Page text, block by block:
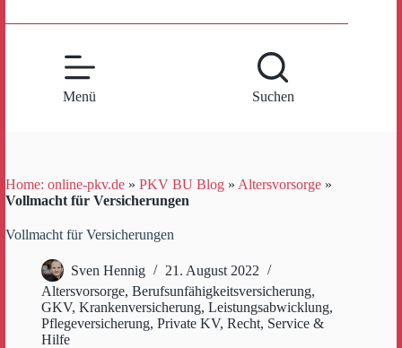
Menü Suchen
Home: online-pkv.de » PKV BU Blog » Altersvorsorge »
Vollmacht für Versicherungen
Vollmacht für Versicherungen
Sven Hennig
21. August 2022
Altersvorsorge, Berufsunfähigkeitsversicherung,
GKV, Krankenversicherung, Leistungsabwicklung,
Pflegeversicherung, Private KV, Recht, Service &
Hilfe